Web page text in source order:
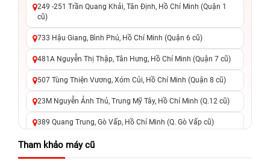
249 -251 Trần Quang Khải, Tân Định, Hồ Chí Minh (Quận 1
cũ)
733 Hậu Giang, Bình Phú, Hồ Chí Minh (Quận 6 cũ)
481A Nguyễn Thị Thập, Tân Hưng, Hồ Chí Minh (Quận 7 cũ)
507 Tùng Thiện Vương, Xóm Củi, Hồ Chí Minh (Quận 8 cũ)
23M Nguyễn Ảnh Thủ, Trung Mỹ Tây, Hồ Chí Minh (Q.12 cũ)
389 Quang Trung, Gò Vấp, Hồ Chí Minh (Q. Gò Vấp cũ)
625 - 625A Âu Cơ, Tân Phú, Hồ Chí Minh (Quận Tân Phú cũ)
Tham khảo máy cũ